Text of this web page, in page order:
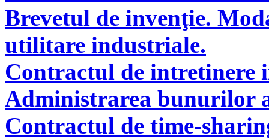
Brevetul de invenţie.
utilitare industriale.
Contractul de intretinere
Administrarea bunurilor
Contractul de time-